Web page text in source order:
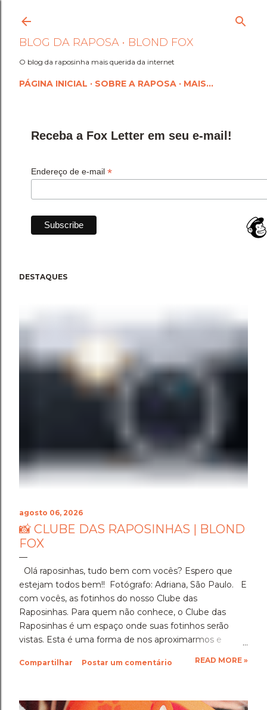
Pular para o conteúdo
BLOG DA RAPOSA • BLOND FOX
O blog da raposinha mais querida da internet
PÁGINA INICIAL SOBRE A RAPOSA MAIS…
Receba a Fox Letter em seu e-mail!
Endereço de e-mail *
DESTAQUES
agosto 06, 2026
📸 CLUBE DAS RAPOSINHAS | BLOND
FOX
Olá raposinhas, tudo bem com vocês? Espero que
estejam todos bem!! Fotógrafo: Adriana, São Paulo. E
com vocês, as fotinhos do nosso Clube das
Raposinhas. Para quem não conhece, o Clube das
Raposinhas é um espaço onde suas fotinhos serão
vistas. Esta é uma forma de nos aproximarmos e
basta enviar suas fotinhos para o nosso e-mail
Compartilhar Postar um comentário READ MORE »